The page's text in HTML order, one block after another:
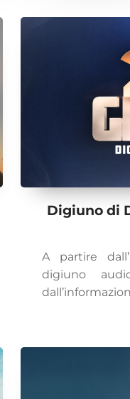
Digiuno di
A partire
digiuno